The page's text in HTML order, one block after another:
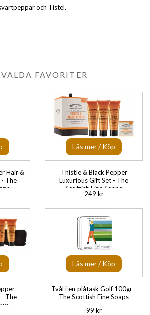
och Tistel.
FAVORITER
Hair &
The
Läs mer / Köp
Thistle & Black Pepper
Luxurious Gift Set - The
Scottish Fine Soaps
249 kr
The
Läs mer / Köp
Tvål i en plåtask Golf 100gr -
The Scottish Fine Soaps
99 kr